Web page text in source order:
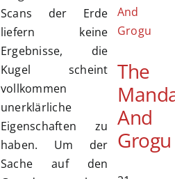
Scans der Erde
liefern keine
Ergebnisse, die
Kugel scheint
vollkommen
unerklärliche
Eigenschaften zu
haben. Um der
Sache auf den
The
And
Grogu